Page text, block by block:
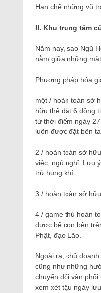
Hạn chế những vũ
II. Khu trung tâm
Năm nay, sao Ngũ
nằm giữa những
Phương pháp hóa
một / hoàn toàn sở
hữu thể đặt 6 đồng
từ thời điểm ngày
luôn được đặt bên
2 / hoàn toàn sở
việc, ngủ nghỉ. Lưu
trừ hung khí.
3 / hoàn toàn sở
4 / game thủ hoàn
được bế con bên
Phật, đạo Lão.
Ngoài ra, chủ
cũng như những
chuyển đổi vận
xem xét tậu ngày